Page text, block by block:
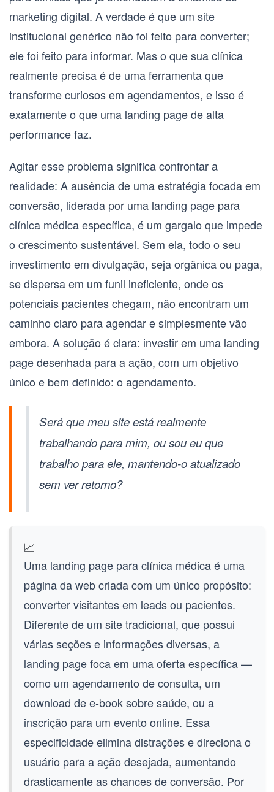
marketing digital. A verdade é que um site
institucional genérico não foi feito para converter;
ele foi feito para informar. Mas o que sua clínica
realmente precisa é de uma ferramenta que
transforme curiosos em agendamentos, e isso é
exatamente o que uma landing page de alta
performance faz.
Agitar esse problema significa confrontar a
realidade: A ausência de uma estratégia focada em
conversão, liderada por uma landing page para
clínica médicaespecífica, é um gargalo que impede
o crescimento sustentável. Sem ela, todo o seu
investimento em divulgação, seja orgânica ou paga,
se dispersa em um funil ineficiente, onde os
potenciais pacientes chegam, não encontram um
caminho claro para agendar e simplesmente vão
embora. A solução é clara: investir em uma landing
page desenhada para a ação, com um objetivo
único e bem definido: o agendamento.
Será que meu site está realmente
trabalhando para mim, ou sou eu que
trabalho para ele, mantendo-o atualizado
sem ver retorno?
📈
Uma landing page para clínica médicaé uma
página da web criada com um único propósito:
converter visitantes em leads ou pacientes.
Diferente de um site tradicional, que possui
várias seções e informações diversas, a
landing page foca em uma oferta específica —
como um agendamento de consulta, um
download de e-book sobre saúde, ou a
inscrição para um evento online. Essa
especificidade elimina distrações e direciona o
usuário para a ação desejada, aumentando
drasticamente as chances de conversão. Por